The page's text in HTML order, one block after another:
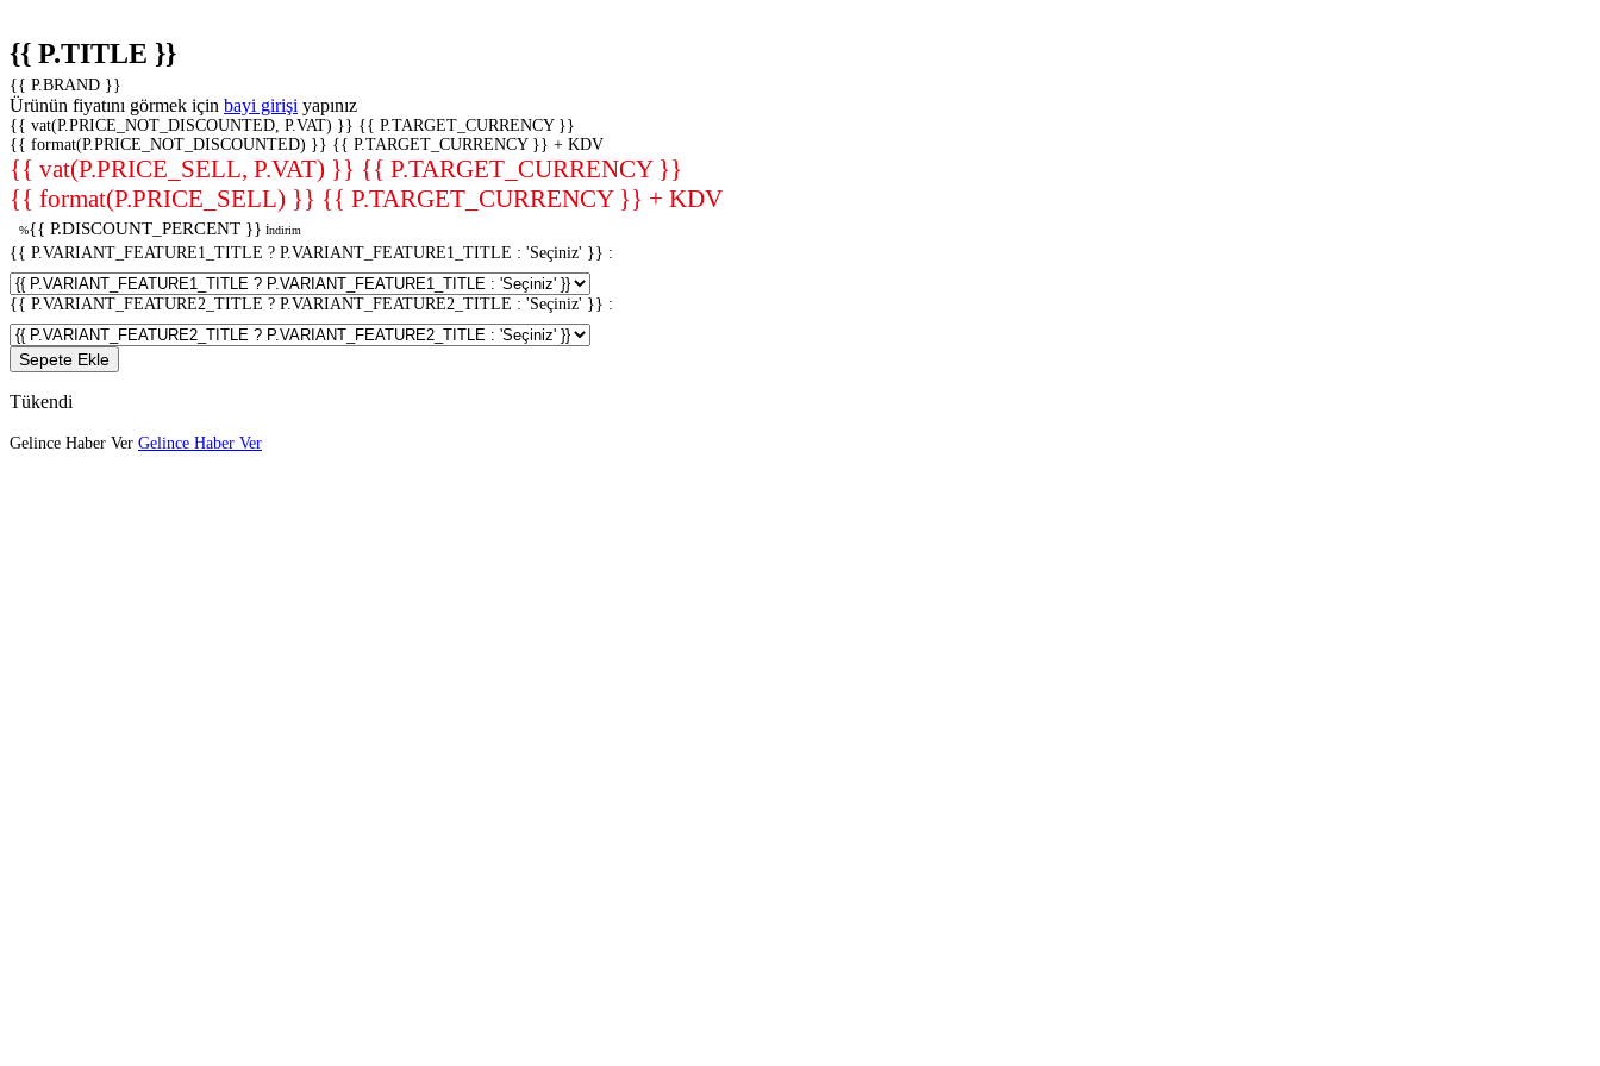
{{ P.TITLE }}
{{ P.BRAND }}
Ürünün fiyatını görmek için bayi girişi yapınız
{{ vat(P.PRICE_NOT_DISCOUNTED, P.VAT) }} {{ P.TARGET_CURRENCY }}
{{ format(P.PRICE_NOT_DISCOUNTED) }} {{ P.TARGET_CURRENCY }} + KDV
{{ vat(P.PRICE_SELL, P.VAT) }} {{ P.TARGET_CURRENCY }}
{{ format(P.PRICE_SELL) }} {{ P.TARGET_CURRENCY }} + KDV
%{{ P.DISCOUNT_PERCENT }} İndirim
{{ P.VARIANT_FEATURE1_TITLE ? P.VARIANT_FEATURE1_TITLE : 'Seçiniz' }} :
{{ P.VARIANT_FEATURE2_TITLE ? P.VARIANT_FEATURE2_TITLE : 'Seçiniz' }} :
Sepete Ekle
Tükendi
Gelince Haber Ver Gelince Haber Ver